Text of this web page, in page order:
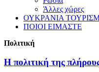
Άλλες χώρες
ΟΥΚΡΑΝΙΑ
ΠΟΙΟΙ ΕΙΜΑΣΤΕ
Πολιτική
Η πολιτική της